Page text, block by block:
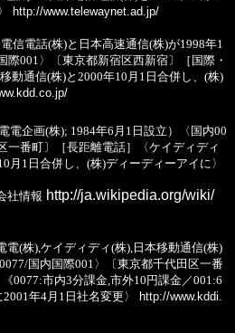
http://www.telewaynet.ad.jp/
電信電話(株)と日本高速通信(株)が1998年1
際001〉〔東京都新宿区西新宿〕［国際・
動通信(株)と2000年10月1日合併し、(株)
電企画(株); 1984年6月1日設立）〈国内00
一番町〕［長距離電話］〈ケイディディ
月1日合併し、(株)ディーディーアイに〉
社情報 http://ja.wikipedia.org/wiki/
電(株),ケイディディ(株),日本移動通信(株)
国内国際001〉〔東京都千代田区一番
0077:市内3分課金,市外10円課金／001:6
年4月1日社名変更〉
http://www.kddi.